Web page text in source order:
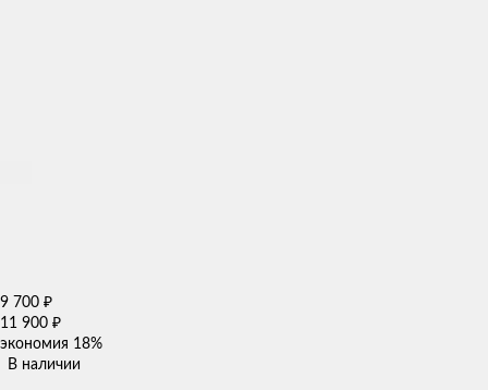
9 700 ₽
11 900 ₽
экономия 18%
В наличии